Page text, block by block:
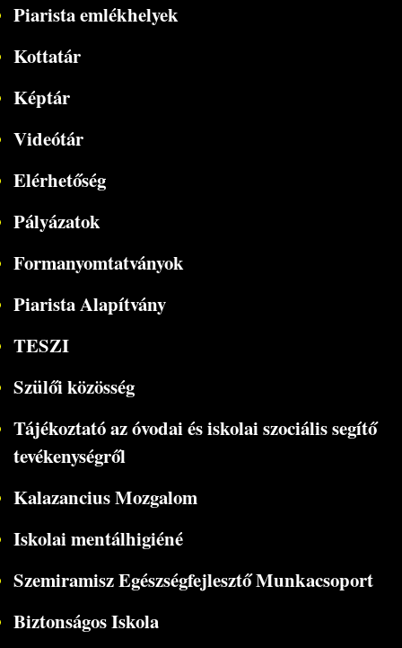
Piarista emlékhelyek
Kottatár
Képtár
Videótár
Elérhetőség
Pályázatok
Formanyomtatványok
Piarista Alapítvány
TESZI
Szülői közösség
Tájékoztató az óvodai és iskolai szociális segítő
tevékenységről
Kalazancius Mozgalom
Iskolai mentálhigiéné
Szemiramisz Egészségfejlesztő Munkacsoport
Biztonságos Iskola